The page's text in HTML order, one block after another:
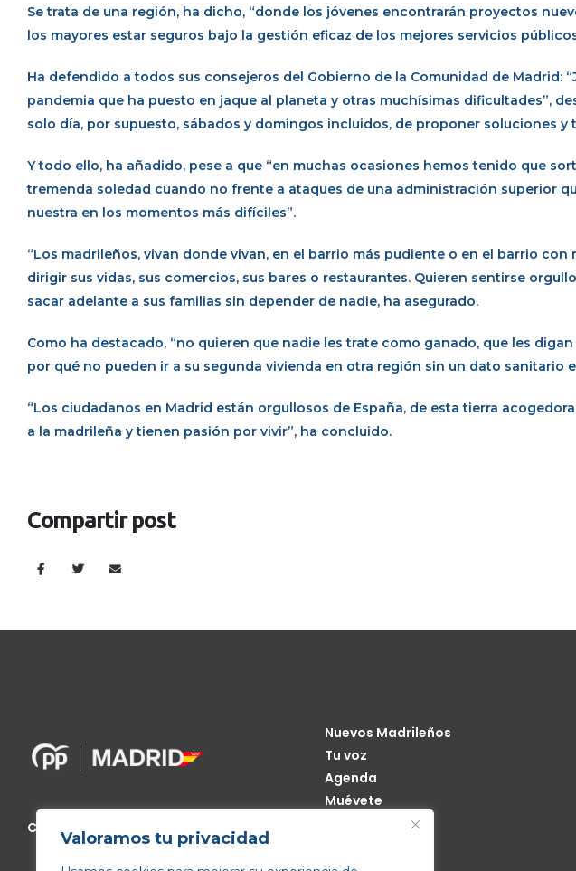
Valoramos tu privacidad
Se trata de una región, ha dicho, “donde los jóvenes encontrarán proyectos
los mayores estar seguros bajo la gestión eficaz de los mejores servicios
Ha defendido a todos sus consejeros del Gobierno de la Comunidad de Madrid:
pandemia que ha puesto en jaque al planeta y otras muchísimas dificultades”,
solo día, por supuesto, sábados y domingos incluidos, de proponer soluciones y
Y todo ello, ha añadido, pese a que “en muchas ocasiones hemos tenido que
tremenda soledad cuando no frente a ataques de una administración superior
nuestra en los momentos más difíciles”.
“Los madrileños, vivan donde vivan, en el barrio más pudiente o en el barrio con
dirigir sus vidas, sus comercios, sus bares o restaurantes. Quieren sentirse
sacar adelante a sus familias sin depender de nadie, ha asegurado.
Como ha destacado, “no quieren que nadie les trate como ganado, que les
por qué no pueden ir a su segunda vivienda en otra región sin un dato sanitario
“Los ciudadanos en Madrid están orgullosos de España, de esta tierra
a la madrileña y tienen pasión por vivir”, ha concluido.
Compartir post
Calle de Génova, 13, 28004 Madrid
Nuevos Madrileños
Tu voz
Agenda
Muévete